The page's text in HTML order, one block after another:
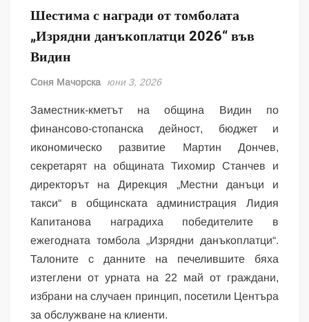
Шестима с награди от томболата
„Изрядни данъкоплатци 2026“ във
Видин
Соня Мачорска юни 3, 2026
Заместник-кметът на община Видин по
финансово-стопанска дейност, бюджет и
икономическо развитие Мартин Дончев,
секретарят на общината Тихомир Станчев и
директорът на Дирекция „Местни данъци и
такси“ в общинската администрация Лидия
Капитанова наградиха победителите в
ежегодната томбола „Изрядни данъкоплатци“.
Талоните с данните на печелившите бяха
изтеглени от урната на 22 май от граждани,
избрани на случаен принцип, посетили Центъра
за обслужване на клиенти.